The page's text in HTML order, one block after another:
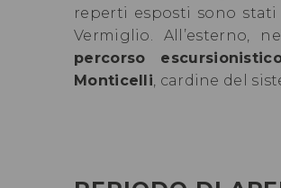
reperti esposti sono
Vermiglio. All’esterno,
percorso
Monticelli, cardine del